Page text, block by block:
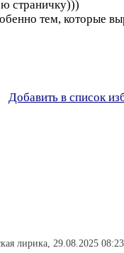
страничку)))
тем, которые
Добавить в список
лирика, 29.08.2025 08:23